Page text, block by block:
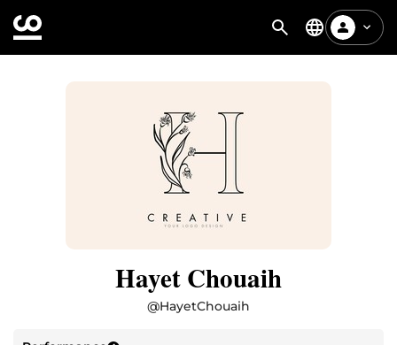
Hayet Chouaih
@HayetChouaih